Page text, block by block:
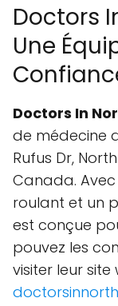
Doctors
Une
Doctors In
de médecine
Rufus Dr,
Canada.
roulant et un
est conçue
pouvez les
visiter leur site